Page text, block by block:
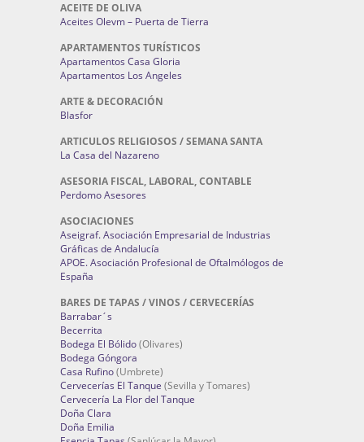
ACEITE DE OLIVA
Aceites Olevm – Puerta de Tierra
APARTAMENTOS TURÍSTICOS
Apartamentos Casa Gloria
Apartamentos Los Angeles
ARTE & DECORACIÓN
Blasfor
ARTICULOS RELIGIOSOS / SEMANA SANTA
La Casa del Nazareno
ASESORIA FISCAL, LABORAL, CONTABLE
Perdomo Asesores
ASOCIACIONES
Aseigraf. Asociación Empresarial de Industrias
Gráficas de Andalucía
APOE. Asociación Profesional de Oftalmólogos de
España
BARES DE TAPAS / VINOS / CERVECERÍAS
Barrabar´s
Becerrita
Bodega El Bólido(Olivares)
Bodega Góngora
Casa Rufino(Umbrete)
Cervecerías El Tanque (Sevilla y Tomares)
Cervecería La Flor del Tanque
Doña Clara
Doña Emilia